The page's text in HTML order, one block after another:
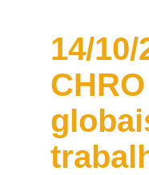
14/10/